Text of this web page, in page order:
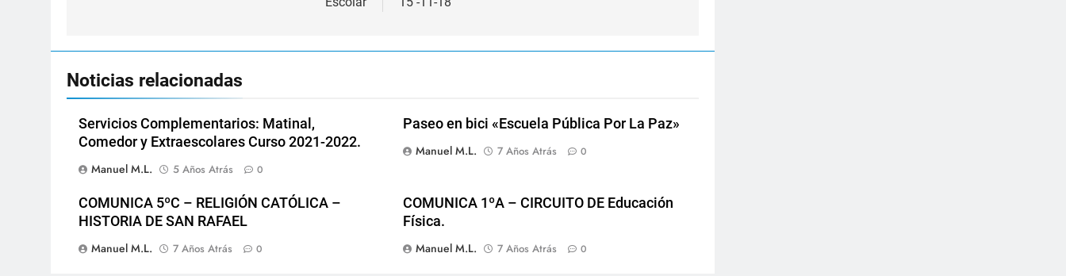
Noticias relacionadas
Servicios Complementarios: Matinal,
Comedor y Extraescolares Curso 2021-2022.
Manuel M.L.
5 Años Atrás 0
Paseo en bici «Escuela Pública Por La Paz»
Manuel M.L.
7 Años Atrás 0
COMUNICA 5ºC – RELIGIÓN CATÓLICA –
HISTORIA DE SAN RAFAEL
Manuel M.L.
7 Años Atrás 0
COMUNICA 1ºA – CIRCUITO DE Educación
Física.
Manuel M.L.
7 Años Atrás 0